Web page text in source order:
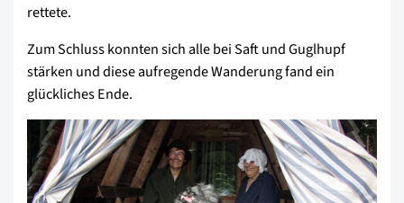
rettete.
Zum Schluss konnten sich alle bei Saft und Guglhupf
stärken und diese aufregende Wanderung fand ein
glückliches Ende.